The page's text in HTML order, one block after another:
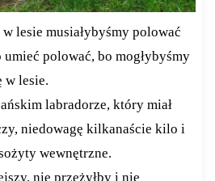
lesie musiałybyśmy polować
polować, bo mogłybyśmy
w lesie.
labradorze, który miał
niedowagę kilkanaście kilo i
wewnętrzne.
nie przeżyłby i nie